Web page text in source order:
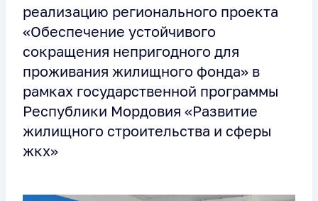
реализацию регионального проекта
«Обеспечение устойчивого
сокращения непригодного для
проживания жилищного фонда» в
рамках государственной программы
Республики Мордовия «Развитие
жилищного строительства и сферы
жкх»